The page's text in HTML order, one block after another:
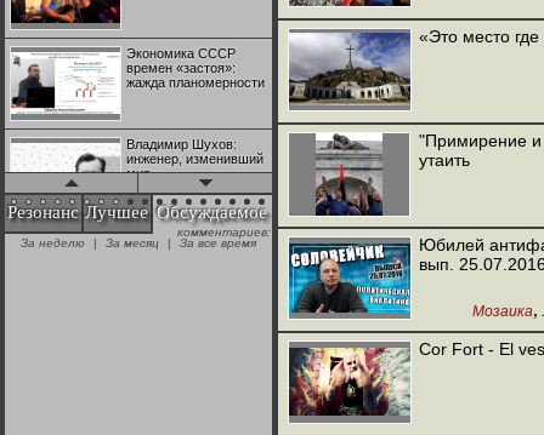
Экономика СССР
времен «застоя»:
жажда планомерности
Владимир Шухов:
инженер, изменивший
мир
"Аркадий Коц" на
эгалите-фесте "Не
Резонанс Лучшее Обсуждаемое
комментариев:
За неделю
| За месяц | За все время
«Это место
"Примирение и
утаить
Юбилей
вып.
Мозаика,
Cor Fort - El